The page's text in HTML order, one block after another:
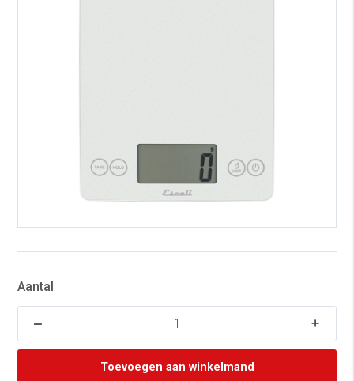
Aantal
Toevoegen aan winkelmand